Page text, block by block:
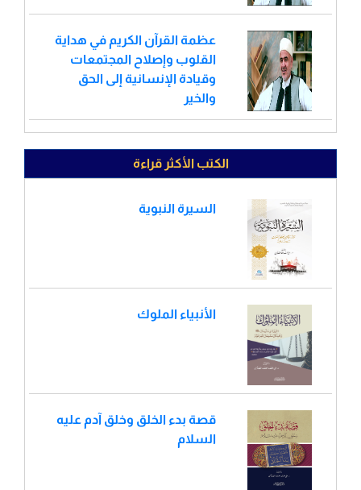
عظمة القرآن الكريم في هداية
القلوب وإصلاح المجتمعات
وقيادة الإنسانية إلى الحق
والخير
الكتب الأكثر قراءة
السيرة النبوية
الأنبياء الملوك
قصة بدء الخلق وخلق آدم عليه
السلام